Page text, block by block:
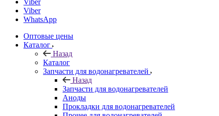
Viber
Viber
WhatsApp
Оптовые цены
Каталог
Назад
Каталог
Запчасти для водонагревателей
Назад
Запчасти для водонагревателей
Аноды
Прокладки для водонагревателей